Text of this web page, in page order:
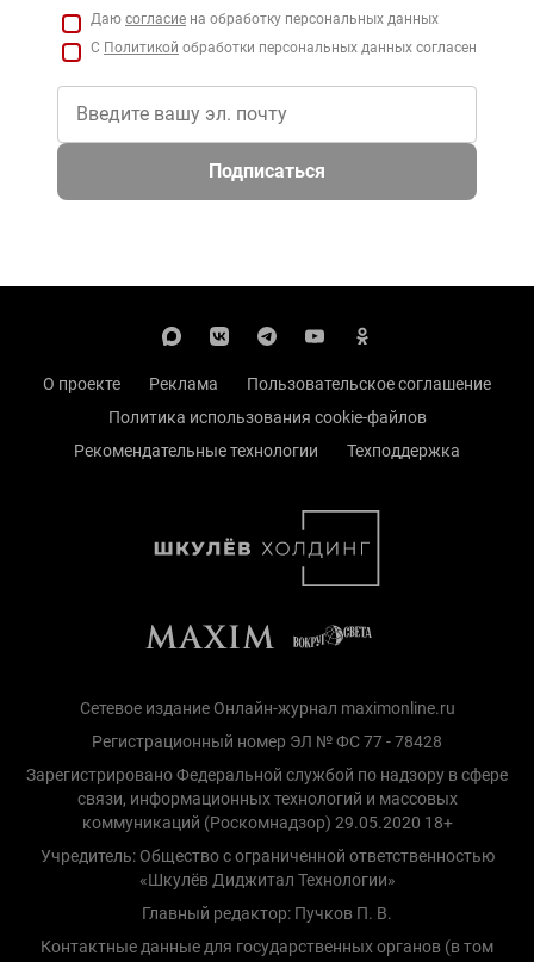
Даю согласие на обработку персональных данных
С Политикой обработки персональных данных согласен
Подписаться
О проекте Реклама
Пользовательское соглашение
Политика использования cookie-файлов
Рекомендательные технологии
Техподдержка
Сетевое издание Онлайн-журнал maximonline.ru
Регистрационный номер ЭЛ № ФС 77 - 78428
Зарегистрировано Федеральной службой по надзору в сфере
связи, информационных технологий и массовых
коммуникаций (Роскомнадзор) 29.05.2020 18+
Учредитель: Общество с ограниченной ответственностью
«Шкулёв Диджитал Технологии»
Главный редактор: Пучков П. В.
Контактные данные для государственных органов (в том